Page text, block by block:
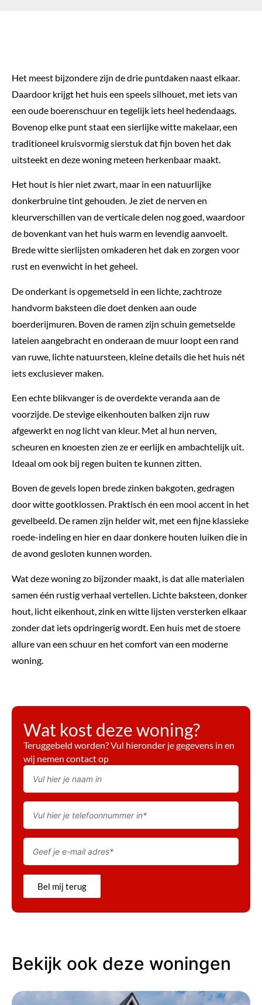
Het meest bijzondere zijn de drie puntdaken naast elkaar.
Daardoor krijgt het huis een speels silhouet, met iets van
een oude boerenschuur en tegelijk iets heel hedendaags.
Bovenop elke punt staat een sierlijke witte makelaar, een
traditioneel kruisvormig sierstuk dat fijn boven het dak
uitsteekt en deze woning meteen herkenbaar maakt.
Het hout is hier niet zwart, maar in een natuurlijke
donkerbruine tint gehouden. Je ziet de nerven en
kleurverschillen van de verticale delen nog goed, waardoor
de bovenkant van het huis warm en levendig aanvoelt.
Brede witte sierlijsten omkaderen het dak en zorgen voor
rust en evenwicht in het geheel.
De onderkant is opgemetseld in een lichte, zachtroze
handvorm baksteen die doet denken aan oude
boerderijmuren. Boven de ramen zijn schuin gemetselde
lateien aangebracht en onderaan de muur loopt een rand
van ruwe, lichte natuursteen, kleine details die het huis nét
iets exclusiever maken.
Een echte blikvanger is de overdekte veranda aan de
voorzijde. De stevige eikenhouten balken zijn ruw
afgewerkt en nog licht van kleur. Met al hun nerven,
scheuren en knoesten zien ze er eerlijk en ambachtelijk uit.
Ideaal om ook bij regen buiten te kunnen zitten.
Boven de gevels lopen brede zinken bakgoten, gedragen
door witte gootklossen. Praktisch én een mooi accent in het
gevelbeeld. De ramen zijn helder wit, met een fijne klassieke
roede-indeling en hier en daar donkere houten luiken die in
de avond gesloten kunnen worden.
Wat deze woning zo bijzonder maakt, is dat alle materialen
samen één rustig verhaal vertellen. Lichte baksteen, donker
hout, licht eikenhout, zink en witte lijsten versterken elkaar
zonder dat iets opdringerig wordt. Een huis met de stoere
allure van een schuur en het comfort van een moderne
woning.
Wat kost deze woning?
Teruggebeld worden? Vul hieronder je gegevens in en
wij nemen contact op
Bel mij terug
Bekijk ook deze woningen